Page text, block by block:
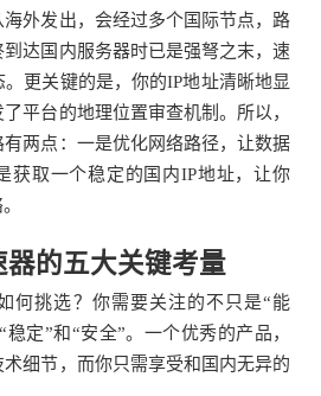
外发出，会经过多个国际节点，路
达国内服务器时已是强弩之末，速
更关键的是，你的IP地址清晰地显
平台的地理位置审查机制。所以，
两点：一是优化网络路径，让数据
获取一个稳定的国内IP地址，让你
的五大关键考量
何挑选？你需要关注的不只是“能
稳定”和“安全”。一个优秀的产品，
细节，而你只需享受和国内无异的